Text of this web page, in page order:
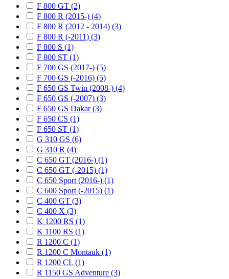
F 800 GT (2)
F 800 R (2015-) (4)
F 800 R (2012 - 2014) (3)
F 800 R (-2011) (3)
F 800 S (1)
F 800 ST (1)
F 700 GS (2017-) (5)
F 700 GS (-2016) (5)
F 650 GS Twin (2008-) (4)
F 650 GS (-2007) (3)
F 650 GS Dakar (3)
F 650 CS (1)
F 650 ST (1)
G 310 GS (6)
G 310 R (4)
C 650 GT (2016-) (1)
C 650 GT (-2015) (1)
C 650 Sport (2016-) (1)
C 600 Sport (-2015) (1)
C 400 GT (3)
C 400 X (3)
K 1200 RS (1)
K 1100 RS (1)
R 1200 C (1)
R 1200 C Montauk (1)
R 1200 CL (1)
R 1150 GS Adventure (3)